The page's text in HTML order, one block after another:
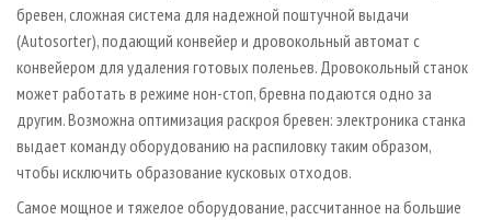
бревен, сложная система для надежной поштучной выдачи
(Autosorter), подающий конвейер и дровокольный автомат с
конвейером для удаления готовых поленьев. Дровокольный станок
может работать в режиме нон-стоп, бревна подаются одно за
другим. Возможна оптимизация раскроя бревен: электроника станка
выдает команду оборудованию на распиловку таким образом,
чтобы исключить образование кусковых отходов.
Самое мощное и тяжелое оборудование, рассчитанное на большие